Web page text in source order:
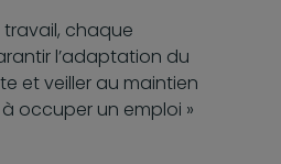
travail, chaque
l’adaptation du
et veiller au maintien
occuper un emploi »